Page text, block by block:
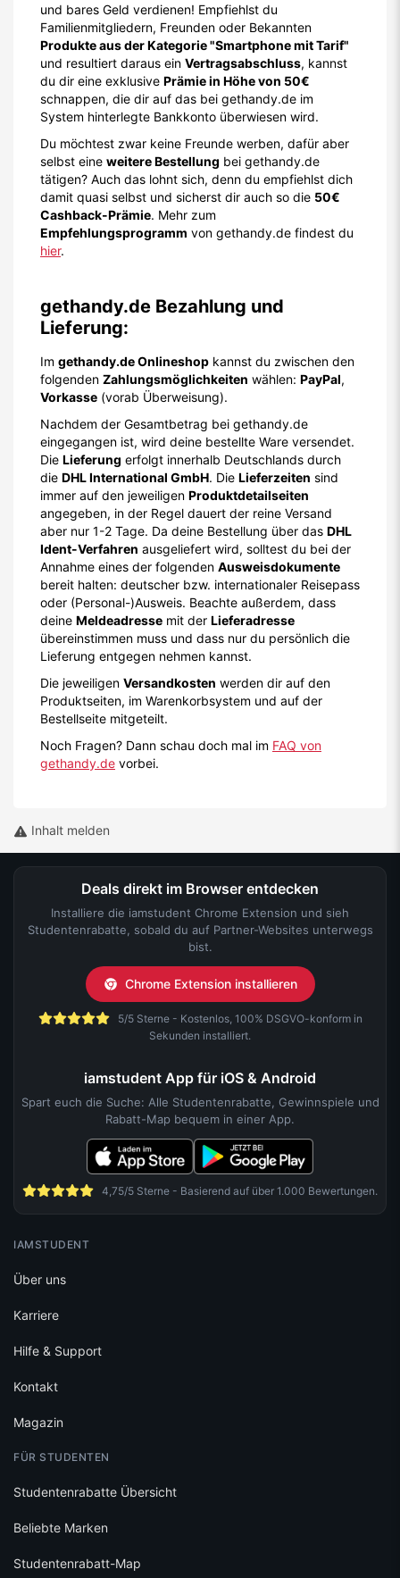
und bares Geld verdienen! Empfiehlst du
Familienmitgliedern, Freunden oder Bekannten
Produkte aus der Kategorie "Smartphone mit Tarif"
und resultiert daraus ein Vertragsabschluss, kannst
du dir eine exklusive Prämie in Höhe von 50€
schnappen, die dir auf das bei gethandy.de im
System hinterlegte Bankkonto überwiesen wird.
Du möchtest zwar keine Freunde werben, dafür aber
selbst eine weitere Bestellung bei gethandy.de
tätigen? Auch das lohnt sich, denn du empfiehlst dich
damit quasi selbst und sicherst dir auch so die 50€
Cashback-Prämie. Mehr zum
Empfehlungsprogramm von gethandy.de findest du
hier.
gethandy.de Bezahlung und
Lieferung:
Im gethandy.de Onlineshop kannst du zwischen den
folgenden Zahlungsmöglichkeiten wählen: PayPal,
Vorkasse (vorab Überweisung).
Nachdem der Gesamtbetrag bei gethandy.de
eingegangen ist, wird deine bestellte Ware versendet.
Die Lieferung erfolgt innerhalb Deutschlands durch
die DHL International GmbH. Die Lieferzeiten sind
immer auf den jeweiligen Produktdetailseiten
angegeben, in der Regel dauert der reine Versand
aber nur 1-2 Tage. Da deine Bestellung über das DHL
Ident-Verfahren ausgeliefert wird, solltest du bei der
Annahme eines der folgenden Ausweisdokumente
bereit halten: deutscher bzw. internationaler Reisepass
oder (Personal-)Ausweis. Beachte außerdem, dass
deine Meldeadresse mit der Lieferadresse
übereinstimmen muss und dass nur du persönlich die
Lieferung entgegen nehmen kannst.
Die jeweiligen Versandkosten werden dir auf den
Produktseiten, im Warenkorbsystem und auf der
Bestellseite mitgeteilt.
Noch Fragen? Dann schau doch mal im FAQ von
gethandy.de vorbei.
Inhalt melden
Deals direkt im Browser entdecken
Installiere die iamstudent Chrome Extension und sieh
Studentenrabatte, sobald du auf Partner-Websites unterwegs
bist.
Chrome Extension installieren
5/5 Sterne - Kostenlos, 100% DSGVO-konform in
Sekunden installiert.
iamstudent App für iOS & Android
Spart euch die Suche: Alle Studentenrabatte, Gewinnspiele und
Rabatt-Map bequem in einer App.
4,75/5 Sterne - Basierend auf über 1.000 Bewertungen.
IAMSTUDENT
Über uns
Karriere
Hilfe & Support
Kontakt
Magazin
FÜR STUDENTEN
Studentenrabatte Übersicht
Beliebte Marken
Studentenrabatt-Map